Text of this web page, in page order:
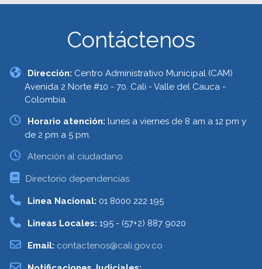
Contáctenos
Dirección: Centro Administrativo Municipal (CAM)
Avenida 2 Norte #10 - 70. Cali - Valle del Cauca -
Colombia.
Horario atención: lunes a viernes de 8 am a 12 pm y
de 2 pm a 5 pm.
Atención al ciudadano
Directorio dependencias
Linea Nacional: 01 8000 222 195
Lineas Locales: 195 - (57+2) 887 9020
Email: contactenos@cali.gov.co